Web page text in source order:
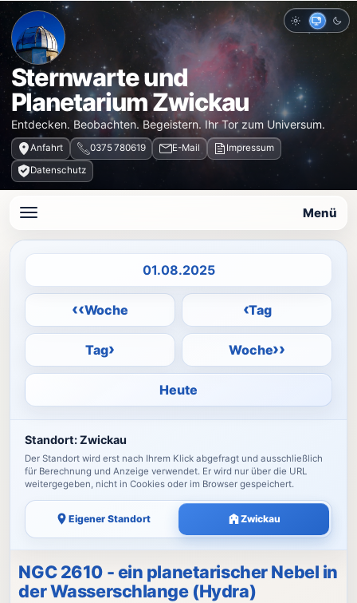
Sternwarte und
Planetarium Zwickau
Entdecken. Beobachten. Begeistern. Ihr Tor zum Universum.
Anfahrt 0375 780619 E-Mail
Impressum
Datenschutz
Hell Auto
Menü
‹‹Woche ‹Tag
Datum auswählen
Tag› Woche››
Heute
Standort:Zwickau
Der Standort wird erst nach Ihrem Klick abgefragt und ausschließlich
für Berechnung und Anzeige verwendet. Er wird nur über die URL
weitergegeben, nicht in Cookies oder im Browser gespeichert.
Eigener Standort Zwickau
NGC 2610 - ein planetarischer Nebel in
der Wasserschlange (Hydra)